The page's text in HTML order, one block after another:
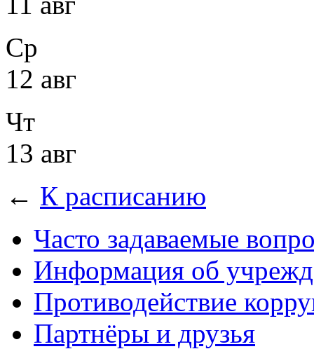
Ср
12 авг
Чт
13 авг
← К расписанию
Часто задаваемые
Информация об
Противодействие
Партнёры и друзья